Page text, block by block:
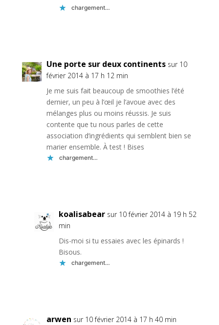
chargement…
Une porte sur deux continents sur 10
février 2014 à 17 h 12 min
Je me suis fait beaucoup de smoothies l’été
dernier, un peu à l’œil je l’avoue avec des
mélanges plus ou moins réussis. Je suis
contente que tu nous parles de cette
association d’ingrédients qui semblent bien se
marier ensemble. À test ! Bises
chargement…
koalisabear sur 10 février 2014 à 19 h 52
min
Dis-moi si tu essaies avec les épinards !
Bisous.
chargement…
arwen sur 10 février 2014 à 17 h 40 min